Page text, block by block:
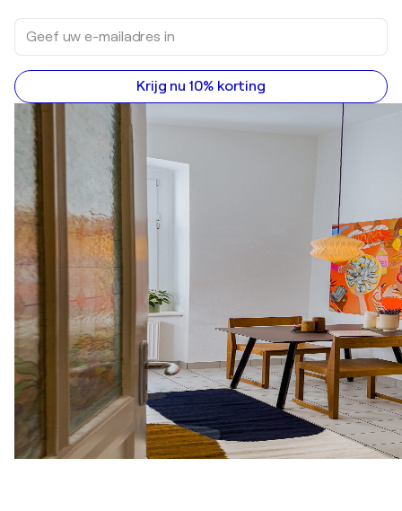
Krijg nu 10% korting